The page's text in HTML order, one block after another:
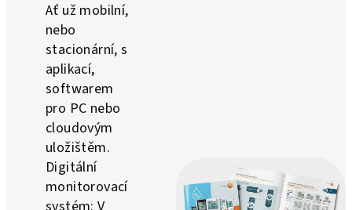
Ať už mobilní,
nebo
stacionární, s
aplikací,
softwarem
pro PC nebo
cloudovým
uložištěm.
Digitální
monitorovací